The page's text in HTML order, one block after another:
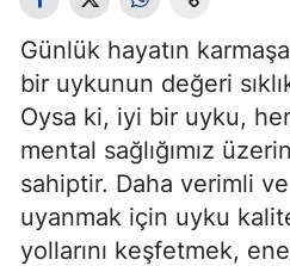
Günlük hayatın
bir uykunun değeri
Oysa ki, iyi bir uyku,
mental sağlığımız
sahiptir. Daha verimli
uyanmak için uyku
yollarını keşfetmek,